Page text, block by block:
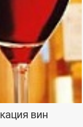
вин